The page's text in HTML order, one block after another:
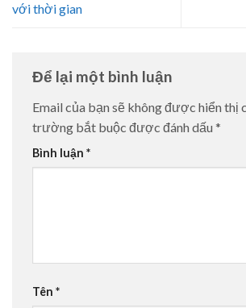
với thời gian
Để lại một bình luận
Email của bạn sẽ không được hiển thị
trường bắt buộc được đánh dấu *
Bình luận *
Tên *